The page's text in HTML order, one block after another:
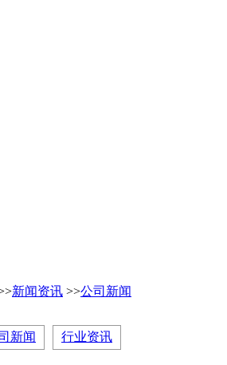
新闻资讯 >>公司新闻
新闻 行业资讯